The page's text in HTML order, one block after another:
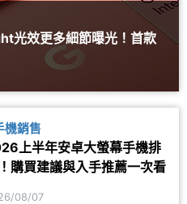
光效更多細節曝光！首款
機銷售
上半年安卓大螢幕手機排
購買建議與入手推薦一次看
08/07